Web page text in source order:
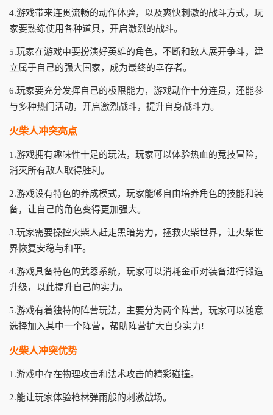
4.游戏带来连贯流畅的动作体验，以及爽快刺激的战斗方式，玩
家要熟练使用各种道具，开启激烈的战斗。
5.玩家在游戏中要扮演好英雄的角色，不断和敌人展开争斗，建
立属于自己的强大国家，成为最终的幸存者。
6.玩家要充分发挥自己的极限能力，游戏动作十分连贯，还能参
与多种热门活动，开启激烈战斗，提升自身战斗力。
火柴人冲突亮点
1.游戏拥有趣味性十足的玩法，玩家可以体验热血的竞技冒险，
消灭所有敌人取得胜利。
2.游戏设有特色的养成模式，玩家能够自由培养角色的技能和装
备，让自己的角色变得更加强大。
3.玩家需要操控火柴人赶走黑暗势力，拯救火柴世界，让火柴世
界恢复安稳与和平。
4.游戏具备特色的武器系统，玩家可以消耗金币对装备进行锻造
升级，以此提升自己的实力。
5.游戏有着独特的阵营玩法，主要分为两个阵营，玩家可以随意
选择加入其中一个阵营，帮助阵营扩大自身实力!
火柴人冲突优势
1.游戏中存在物理攻击和法术攻击的精彩碰撞。
2.能让玩家体验枪林弹雨般的刺激战场。